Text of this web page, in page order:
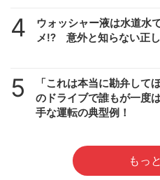
4
ウォッシャー液は水道水
メ!? 意外と知らない正
5
「これは本当に勘弁して
のドライブで誰もが一度
手な運転の典型例！
もっ